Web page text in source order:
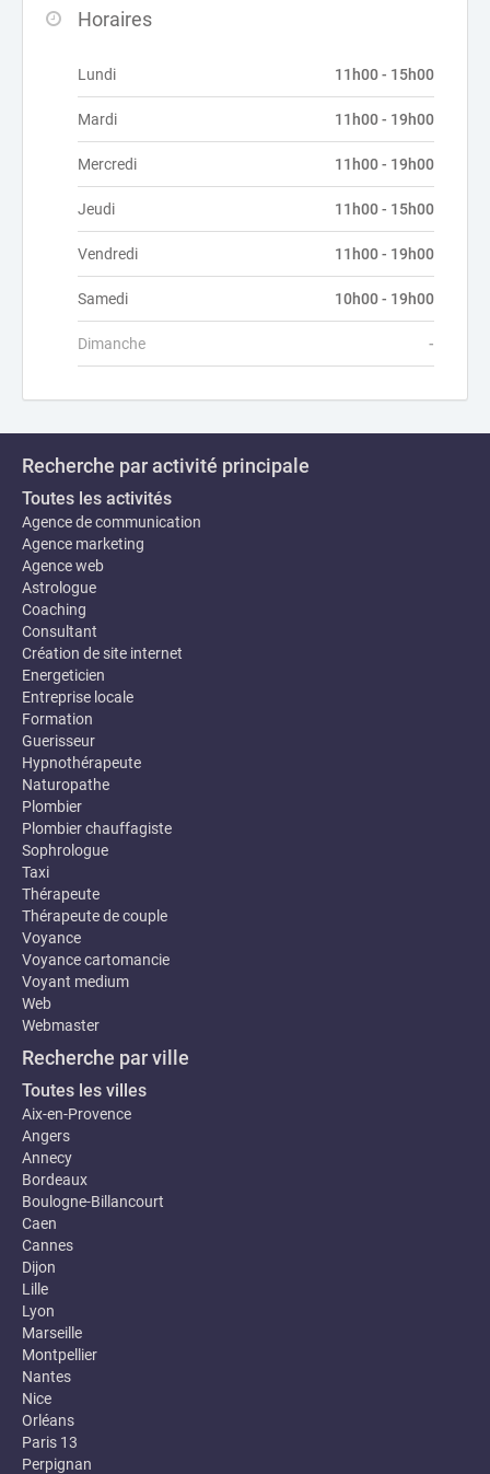
Horaires
Lundi 11h00 - 15h00
Mardi 11h00 - 19h00
Mercredi 11h00 - 19h00
Jeudi 11h00 - 15h00
Vendredi 11h00 - 19h00
Samedi 10h00 - 19h00
Dimanche -
Recherche par activité principale
Toutes les activités
Agence de communication
Agence marketing
Agence web
Astrologue
Coaching
Consultant
Création de site internet
Energeticien
Entreprise locale
Formation
Guerisseur
Hypnothérapeute
Naturopathe
Plombier
Plombier chauffagiste
Sophrologue
Taxi
Thérapeute
Thérapeute de couple
Voyance
Voyance cartomancie
Voyant medium
Web
Webmaster
Recherche par ville
Toutes les villes
Aix-en-Provence
Angers
Annecy
Bordeaux
Boulogne-Billancourt
Caen
Cannes
Dijon
Lille
Lyon
Marseille
Montpellier
Nantes
Nice
Orléans
Paris 13
Perpignan